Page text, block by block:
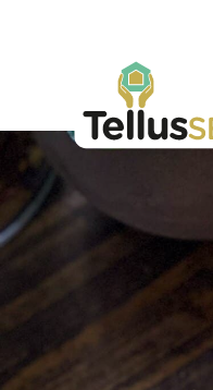
Hoppa till
Tellusfood